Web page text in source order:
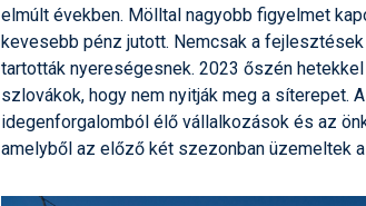
elmúlt években. Mölltal nagyobb figyelmet
kevesebb pénz jutott. Nemcsak a
tartották nyereségesnek. 2023 őszén
szlovákok, hogy nem nyitják meg a síterepet.
idegenforgalomból élő vállalkozások és az
amelyből az előző két szezonban üzemeltek